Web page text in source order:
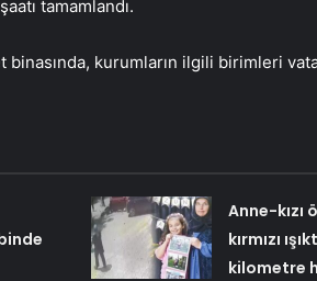
tamamlandı.
binasında, kurumların ilgili birimleri
Anne-kızı
kırmızı
kilometre